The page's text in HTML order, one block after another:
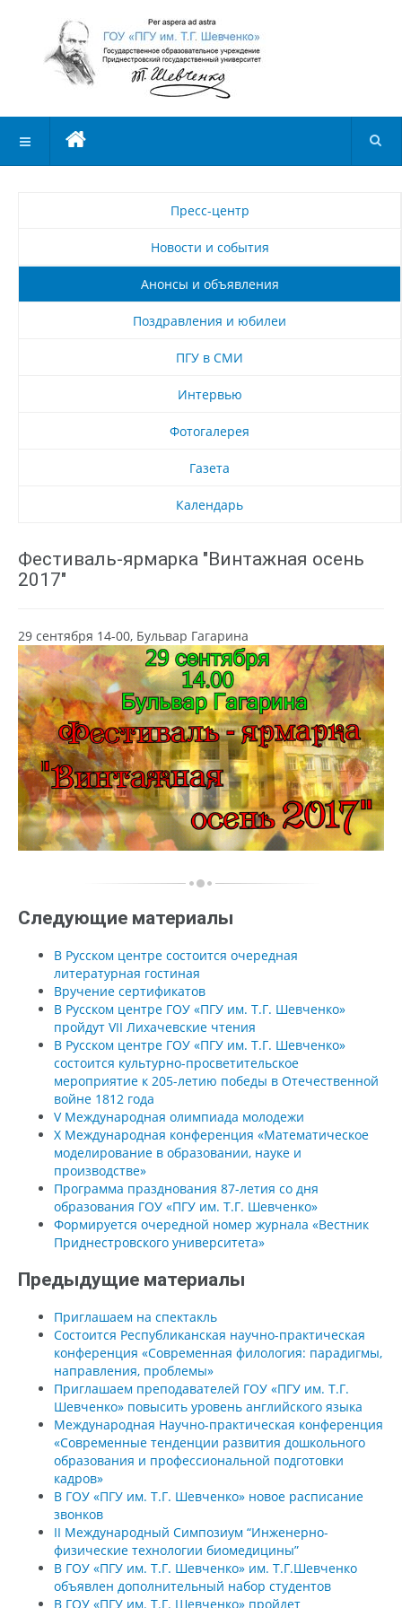
Пресс-центр
Новости и события
Анонсы и объявления
Поздравления и юбилеи
ПГУ в СМИ
Интервью
Фотогалерея
Газета
Календарь
Фестиваль-ярмарка "Винтажная осень
2017"
29 сентября 14-00, Бульвар Гагарина
Следующие материалы
В Русском центре состоится очередная
литературная гостиная
Вручение сертификатов
В Русском центре ГОУ «ПГУ им. Т.Г. Шевченко»
пройдут VII Лихачевские чтения
В Русском центре ГОУ «ПГУ им. Т.Г. Шевченко»
состоится культурно-просветительское
мероприятие к 205-летию победы в Отечественной
войне 1812 года
V Международная олимпиада молодежи
X Международная конференция «Математическое
моделирование в образовании, науке и
производстве»
Программа празднования 87-летия со дня
образования ГОУ «ПГУ им. Т.Г. Шевченко»
Формируется очередной номер журнала «Вестник
Приднестровского университета»
Предыдущие материалы
Приглашаем на спектакль
Состоится Республиканская научно-практическая
конференция «Современная филология: парадигмы,
направления, проблемы»
Приглашаем преподавателей ГОУ «ПГУ им. Т.Г.
Шевченко» повысить уровень английского языка
Международная Научно-практическая конференция
«Современные тенденции развития дошкольного
образования и профессиональной подготовки
кадров»
В ГОУ «ПГУ им. Т.Г. Шевченко» новое расписание
звонков
II Международный Симпозиум “Инженерно-
физические технологии биомедицины”
В ГОУ «ПГУ им. Т.Г. Шевченко» им. Т.Г.Шевченко
объявлен дополнительный набор студентов
В ГОУ «ПГУ им. Т.Г. Шевченко» пройдет